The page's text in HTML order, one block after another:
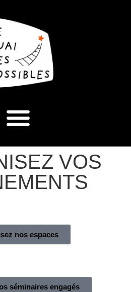
VOS
nos espaces
séminaires engagés